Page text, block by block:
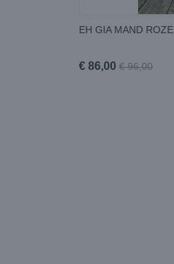
EH GIA MAND ROZE
€ 86,00 € 96,00